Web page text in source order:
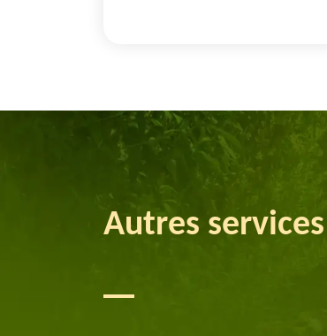
Autres services